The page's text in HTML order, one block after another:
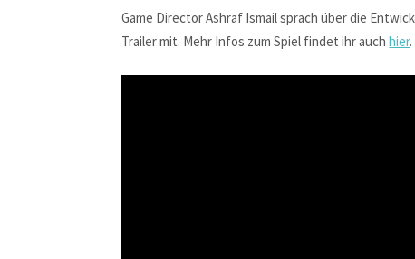
Game Director Ashraf Ismail sprach über die
Trailer mit. Mehr Infos zum Spiel findet ihr auchhier.